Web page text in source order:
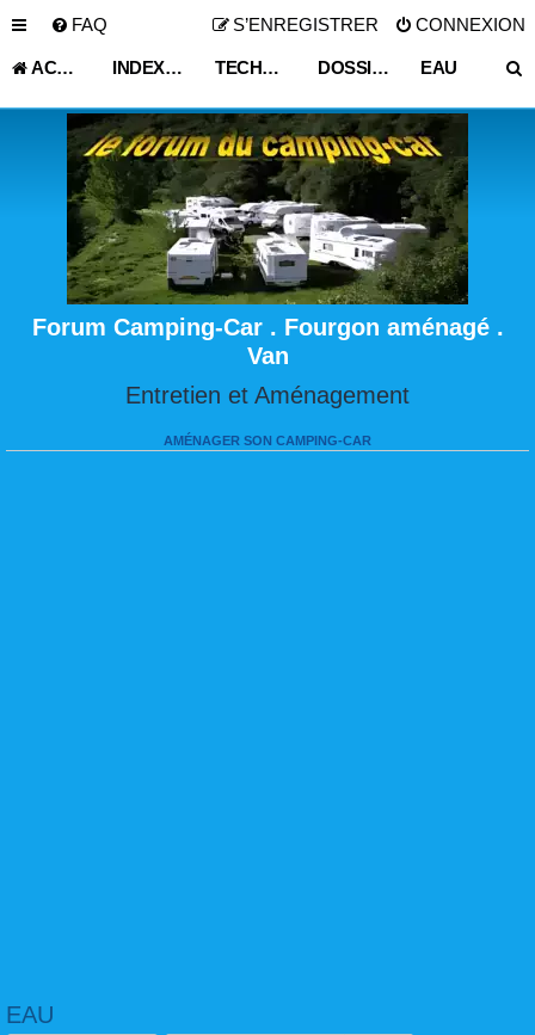
FAQ CONNEXION
S’ENREGISTRER
ACCUEIL INDEX DU FORUM TECHNIQUE VIE PRATIQUE DOSSIER TELECHARGEABLE VEHICULE LOISIR EAU
Forum Camping-Car . Fourgon aménagé .
Van
Entretien et Aménagement
AMÉNAGER SON CAMPING-CAR
EAU